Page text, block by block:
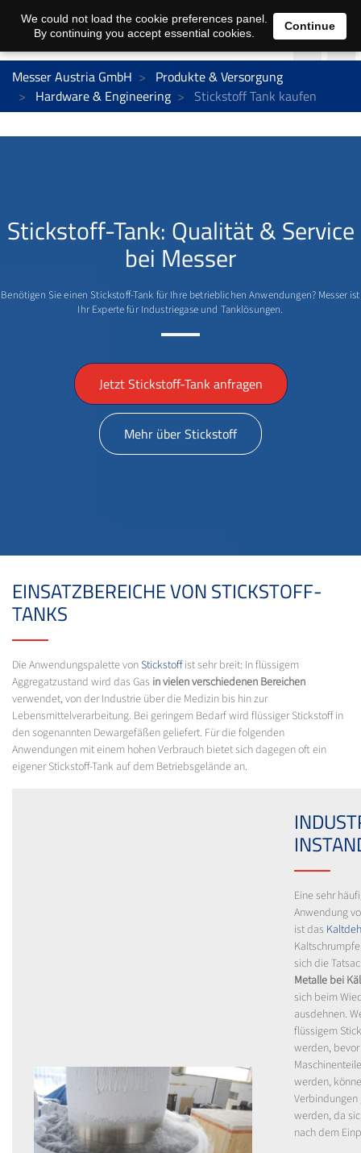
Messer Austria GmbH
Produkte & Versorgung
Hardware & Engineering
Stickstoff Tank kaufen
Stickstoff-Tank: Qualität & Service
bei Messer
Benötigen Sie einen Stickstoff-Tank für Ihre betrieblichen Anwendungen? Messer ist
Ihr Experte für Industriegase und Tanklösungen.
Jetzt Stickstoff-Tank anfragen
Mehr über Stickstoff
EINSATZBEREICHE VON STICKSTOFF-
TANKS
Die Anwendungspalette vonStickstoffist sehr breit: In flüssigem
Aggregatzustand wird das Gas in vielen verschiedenen Bereichen
verwendet, von der Industrie über die Medizin bis hin zur
Lebensmittelverarbeitung. Bei geringem Bedarf wird flüssiger Stickstoff in
den sogenannten Dewargefäßen geliefert. Für die folgenden
Anwendungen mit einem hohen Verbrauch bietet sich dagegen oft ein
eigener Stickstoff-Tank auf dem Betriebsgelände an.
Eine sehr
Anwendung
ist das
sich die
Metalle bei
sich beim
ausdehnen.
flüssigem
werden,
werden,
Verbindungen
werden, da
nach dem
We could not load the cookie preferences panel.
By continuing you accept essential cookies.
Continue